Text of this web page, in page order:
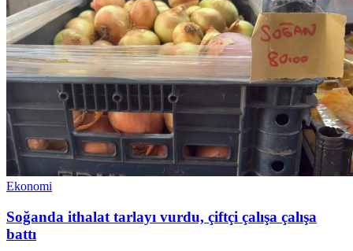
Ekonomi
Soğanda ithalat tarlayı vurdu, çiftçi çalışa çalışa
battı